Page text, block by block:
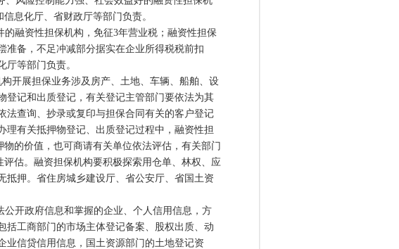
息化厅、省财政厅等部门负责。
融资性担保机构，免征3年营业税；融资性担保
准备，不足冲减部分据实在企业所得税税前扣
厅等部门负责。
展担保业务涉及房产、土地、车辆、船舶、设
登记和出质登记，有关登记主管部门要依法为其
法查询、抄录或复印与担保合同有关的客户登记
理有关抵押物登记、出质登记过程中，融资性担
的价值，也可商请有关单位依法评估，有关部门
估。融资担保机构要积极探索用仓单、林权、应
抵押。省住房城乡建设厅、省公安厅、省国土资
开政府信息和掌握的企业、个人信用信息，方
括工商部门的市场主体登记备案、股权出质、动
业信贷信用信息，国土资源部门的土地登记资